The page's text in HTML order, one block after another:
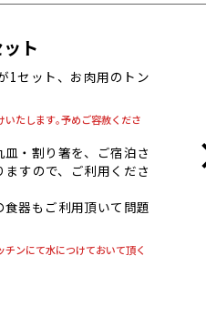
ト
1セット、お肉用のトン
たします｡予めご容赦くださ
・割り箸を、ご宿泊さ
すので、ご利用くださ
器もご利用頂いて問題
ンにて水につけておいて頂く